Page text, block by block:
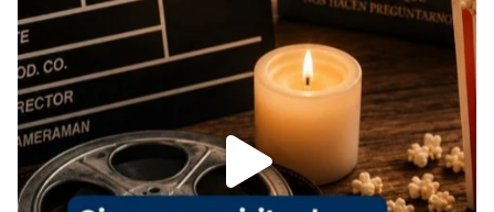
www.vaticannews.va/es/iglesia/news/2026-
07/carmina-historia-depresion-papa-viaje-
espana-testimoni...
Foto
View on Facebook · Share